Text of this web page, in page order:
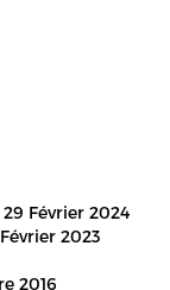
29 Février 2024
2023
2016